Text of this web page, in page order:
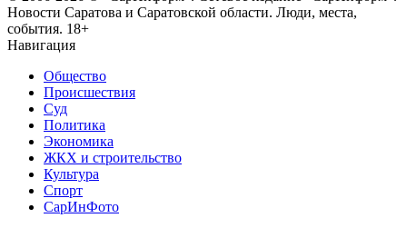
Новости Саратова и Саратовской области. Люди, места,
события. 18+
Навигация
Общество
Происшествия
Суд
Политика
Экономика
ЖКХ и строительство
Культура
Спорт
СарИнФото